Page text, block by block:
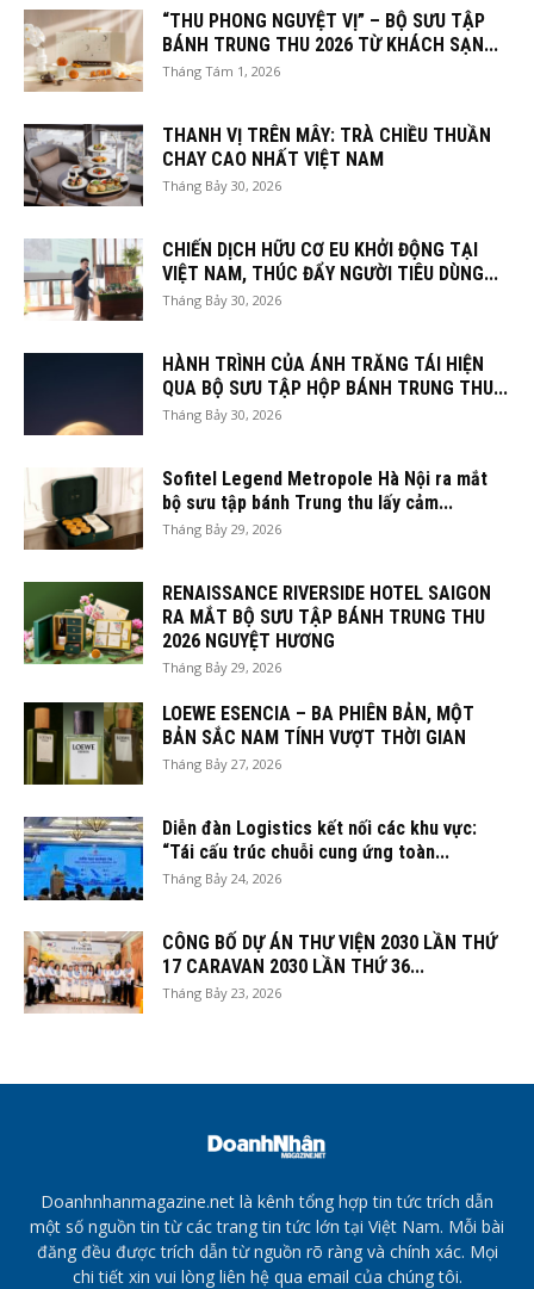
“THU PHONG NGUYỆT VỊ” – BỘ SƯU TẬP
BÁNH TRUNG THU 2026 TỪ KHÁCH SẠN...
Tháng Tám 1, 2026
THANH VỊ TRÊN MÂY: TRÀ CHIỀU THUẦN
CHAY CAO NHẤT VIỆT NAM
Tháng Bảy 30, 2026
CHIẾN DỊCH HỮU CƠ EU KHỞI ĐỘNG TẠI
VIỆT NAM, THÚC ĐẨY NGƯỜI TIÊU DÙNG...
Tháng Bảy 30, 2026
HÀNH TRÌNH CỦA ÁNH TRĂNG TÁI HIỆN
QUA BỘ SƯU TẬP HỘP BÁNH TRUNG THU...
Tháng Bảy 30, 2026
Sofitel Legend Metropole Hà Nội ra mắt
bộ sưu tập bánh Trung thu lấy cảm...
Tháng Bảy 29, 2026
RENAISSANCE RIVERSIDE HOTEL SAIGON
RA MẮT BỘ SƯU TẬP BÁNH TRUNG THU
2026 NGUYỆT HƯƠNG
Tháng Bảy 29, 2026
LOEWE ESENCIA – BA PHIÊN BẢN, MỘT
BẢN SẮC NAM TÍNH VƯỢT THỜI GIAN
Tháng Bảy 27, 2026
Diễn đàn Logistics kết nối các khu vực:
“Tái cấu trúc chuỗi cung ứng toàn...
Tháng Bảy 24, 2026
CÔNG BỐ DỰ ÁN THƯ VIỆN 2030 LẦN THỨ
17 CARAVAN 2030 LẦN THỨ 36...
Tháng Bảy 23, 2026
Doanhnhanmagazine.net là kênh tổng hợp tin tức trích dẫn
một số nguồn tin từ các trang tin tức lớn tại Việt Nam. Mỗi bài
đăng đều được trích dẫn từ nguồn rõ ràng và chính xác. Mọi
chi tiết xin vui lòng liên hệ qua email của chúng tôi.